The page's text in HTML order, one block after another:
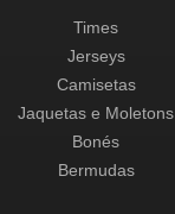
Times
Jerseys
Camisetas
Jaquetas e Moletons
Bonés
Bermudas